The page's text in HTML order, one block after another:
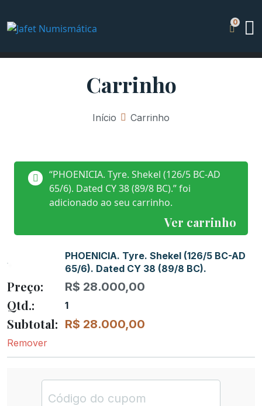
Carrinho
Início » Carrinho
Ver carrinho
“PHOENICIA. Tyre. Shekel (126/5 BC-AD
65/6). Dated CY 38 (89/8 BC).” foi
adicionado ao seu carrinho.
PHOENICIA. Tyre. Shekel (126/5 BC-AD
65/6). Dated CY 38 (89/8 BC).
R$ 28.000,00
1
R$ 28.000,00
Remover